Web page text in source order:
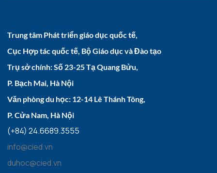
Trung tâm Phát triển giáo dục quốc tế,
Cục Hợp tác quốc tế, Bộ Giáo dục và Đào tạo
Trụ sở chính: Số 23-25 Tạ Quang Bửu,
P. Bạch Mai, Hà Nội
Văn phòng du học: 12-14 Lê Thánh Tông,
P. Cửa Nam, Hà Nội
(+84) 24.6689.3555
info@cied.vn
duhoc@cied.vn